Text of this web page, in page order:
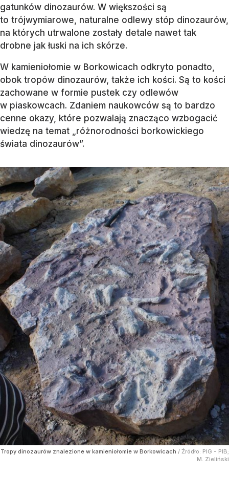
gatunków dinozaurów. W większości są
to trójwymiarowe, naturalne odlewy stóp dinozaurów,
na których utrwalone zostały detale nawet tak
drobne jak łuski na ich skórze.
W kamieniołomie w Borkowicach odkryto ponadto,
obok tropów dinozaurów, także ich kości. Są to kości
zachowane w formie pustek czy odlewów
w piaskowcach. Zdaniem naukowców są to bardzo
cenne okazy, które pozwalają znacząco wzbogacić
wiedzę na temat „różnorodności borkowickiego
świata dinozaurów”.
Tropy dinozaurów znalezione w kamieniołomie w Borkowicach / Źródło: PIG - PIB;
M. Zieliński